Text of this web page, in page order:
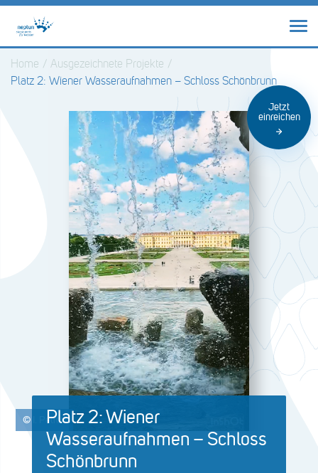
Jetzt
einreichen
Home / Ausgezeichnete Projekte /
Platz 2: Wiener Wasseraufnahmen – Schloss Schönbrunn
© I. PetrovPlatz 2: Wiener
Wasseraufnahmen – Schloss
Schönbrunn